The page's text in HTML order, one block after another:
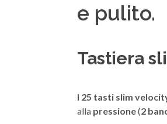
e pulito.
Tastiera
I 25 tasti slim
alla pressione(2